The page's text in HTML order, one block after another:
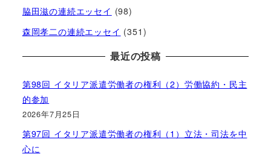
脇田滋の連続エッセイ (98)
森岡孝二の連続エッセイ (351)
最近の投稿
第98回 イタリア派遣労働者の権利（2）労働協約・民主
的参加
2026年7月25日
第97回 イタリア派遣労働者の権利（1）立法・司法を中
心に